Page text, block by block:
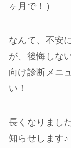
ヶ月で！）
なんて、不安
が、後悔しな
向け診断メニ
い！
長くなりまし
知らせします♪